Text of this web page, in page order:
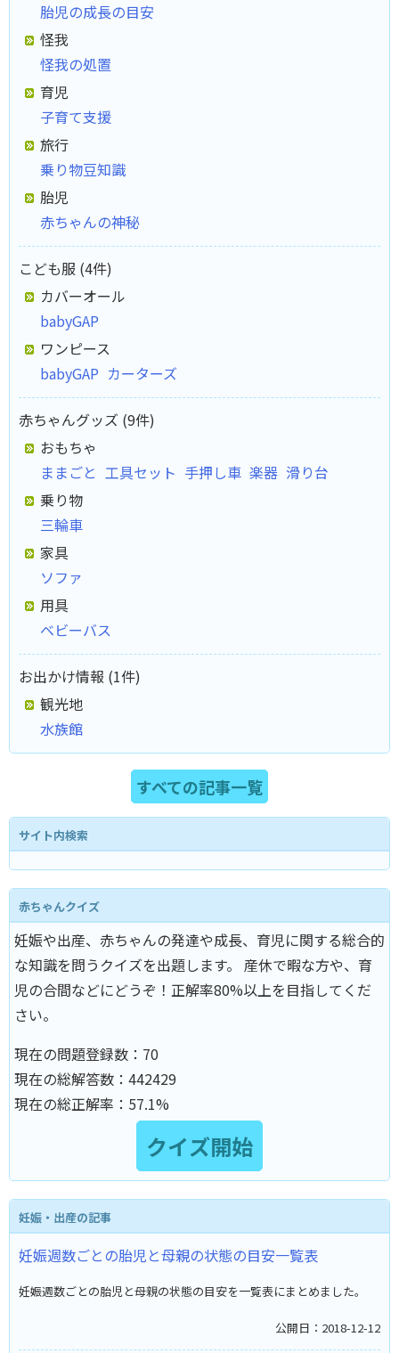
胎児の成長の目安
怪我
怪我の処置
育児
子育て支援
旅行
乗り物豆知識
胎児
赤ちゃんの神秘
こども服 (4件)
カバーオール
babyGAP
ワンピース
babyGAP カーターズ
赤ちゃんグッズ (9件)
おもちゃ
ままごと 工具セット 手押し車 楽器 滑り台
乗り物
三輪車
家具
ソファ
用具
ベビーバス
お出かけ情報 (1件)
観光地
水族館
すべての記事一覧
サイト内検索
赤ちゃんクイズ
妊娠や出産、赤ちゃんの発達や成長、育児に関する総合的
な知識を問うクイズを出題します。 産休で暇な方や、育
児の合間などにどうぞ！正解率80%以上を目指してくだ
さい。
現在の問題登録数： 70
現在の総解答数： 442429
現在の総正解率： 57.1%
妊娠・出産の記事
妊娠週数ごとの胎児と母親の状態の目安一覧表
妊娠週数ごとの胎児と母親の状態の目安を一覧表にまとめました。
公開日：2018-12-12